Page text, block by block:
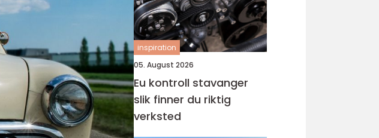
inspiration
05. August 2026
Eu kontroll stavanger
slik finner du riktig
verksted